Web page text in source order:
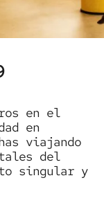
en el
en
viajando
del
singular y